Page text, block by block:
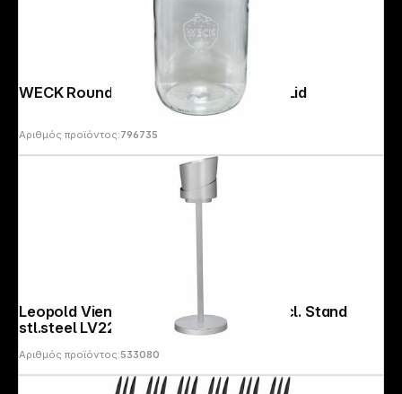
WECK Round Rim Jar 3l with Wooden Lid
Αριθμός προϊόντος:796735
Leopold Vienna Champagne cooler incl. Stand
stl.steel LV223003
Αριθμός προϊόντος:533080